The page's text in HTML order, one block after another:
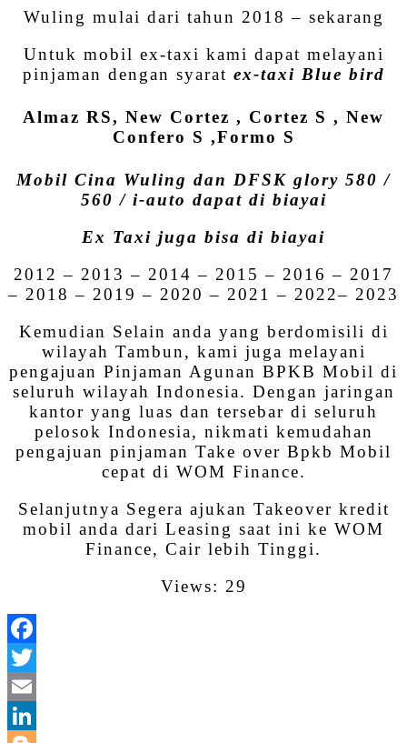
Wuling mulai dari tahun 2018 – sekarang
Untuk mobil ex-taxi kami dapat melayani
pinjaman dengan syarat ex-taxi Blue bird
Almaz RS, New Cortez , Cortez S , New
Confero S ,Formo S
Mobil Cina Wuling dan DFSK glory 580 /
560 / i-auto dapat di biayai
Ex Taxi juga bisa di biayai
2012 – 2013 – 2014 – 2015 – 2016 – 2017
– 2018 – 2019 – 2020 – 2021 – 2022– 2023
Kemudian Selain anda yang berdomisili di
wilayah Tambun, kami juga melayani
pengajuan Pinjaman Agunan BPKB Mobil di
seluruh wilayah Indonesia. Dengan jaringan
kantor yang luas dan tersebar di seluruh
pelosok Indonesia, nikmati kemudahan
pengajuan pinjaman Take over Bpkb Mobil
cepat di WOM Finance.
Selanjutnya Segera ajukan Takeover kredit
mobil anda dari Leasing saat ini ke WOM
Finance, Cair lebih Tinggi.
Views: 29